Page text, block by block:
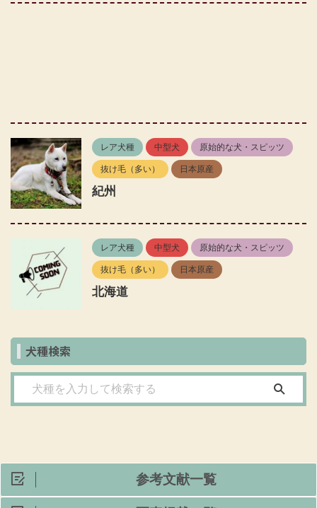
レア犬種 中型犬 原始的な犬・スピッツ
抜け毛（多い） 日本原産
紀州
レア犬種 中型犬 原始的な犬・スピッツ
抜け毛（多い） 日本原産
北海道
犬種検索
参考文献一覧